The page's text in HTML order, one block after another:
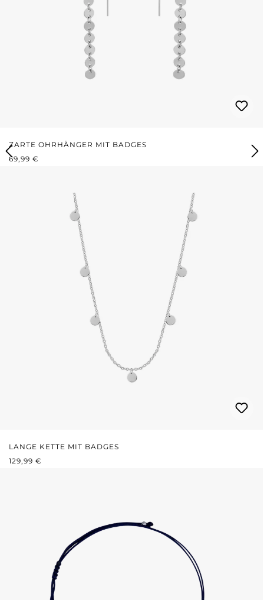
ZARTE OHRHÄNGER MIT BADGES
REGULÄRER PREIS:
69,99 €
LANGE KETTE MIT BADGES
REGULÄRER PREIS:
129,99 €